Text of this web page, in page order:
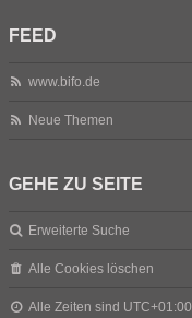
FEED
www.bifo.de
Neue Themen
GEHE ZU SEITE
Erweiterte Suche
Alle Cookies löschen
Alle Zeiten sind UTC+01:00